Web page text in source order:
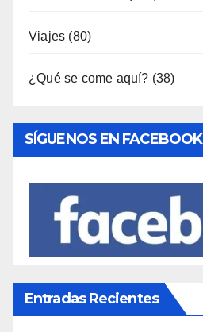
Viajes (80)
¿Qué se come aquí? (38)
SÍGUENOS EN FACEBOOK
Entradas Recientes